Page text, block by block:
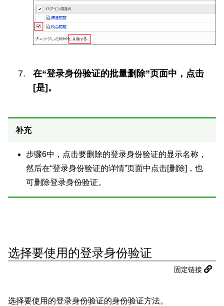
在“登录身份验证的批量删除”页面中，点击
[是]。
补充
步骤6中，点击要删除的登录身份验证的显示名称，
然后在“登录身份验证的详情”页面中点击[删除]，也
可删除登录身份验证。
选择要使用的登录身份验证
固定链接
选择要使用的登录身份验证的身份验证方法。